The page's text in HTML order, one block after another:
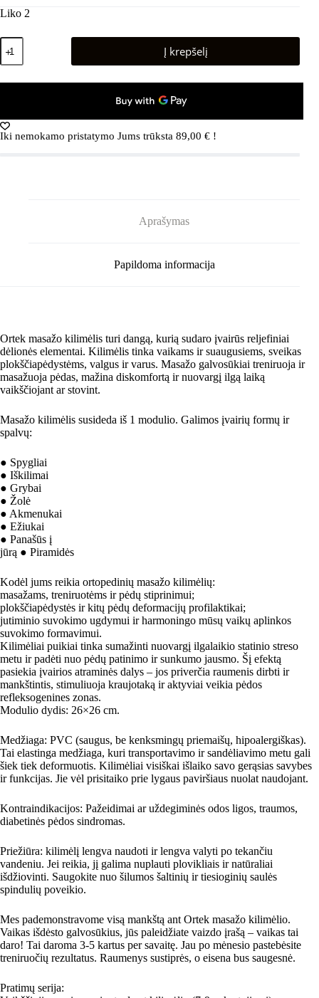
Liko 2
produkto
kiekis:
Masažinis
Pebbles““
1
Į krepšelį
Iki nemokamo pristatymo Jums trūksta 89,00 € !
Aprašymas
Papildoma informacija
Ortek masažo kilimėlis turi dangą, kurią sudaro įvairūs reljefiniai
dėlionės elementai. Kilimėlis tinka vaikams ir suaugusiems, sveikas
plokščiapėdystėms, valgus ir varus. Masažo galvosūkiai treniruoja ir
masažuoja pėdas, mažina diskomfortą ir nuovargį ilgą laiką
vaikščiojant ar stovint.
Masažo kilimėlis susideda iš 1 modulio. Galimos įvairių formų ir
spalvų:
● Spygliai
● Iškilimai
● Grybai
● Žolė
● Akmenukai
● Ežiukai
● Panašūs į
jūrą ● Piramidės
Kodėl jums reikia ortopedinių masažo kilimėlių:
masažams, treniruotėms ir pėdų stiprinimui;
plokščiapėdystės ir kitų pėdų deformacijų profilaktikai;
jutiminio suvokimo ugdymui ir harmoningo mūsų vaikų aplinkos
suvokimo formavimui.
Kilimėliai puikiai tinka sumažinti nuovargį ilgalaikio statinio streso
metu ir padėti nuo pėdų patinimo ir sunkumo jausmo. Šį efektą
pasiekia įvairios atraminės dalys – jos priverčia raumenis dirbti ir
mankštintis, stimuliuoja kraujotaką ir aktyviai veikia pėdos
refleksogenines zonas.
Modulio dydis: 26×26 cm.
Medžiaga: PVC (saugus, be kenksmingų priemaišų, hipoalergiškas).
Tai elastinga medžiaga, kuri transportavimo ir sandėliavimo metu gali
šiek tiek deformuotis. Kilimėliai visiškai išlaiko savo gerąsias savybes
ir funkcijas. Jie vėl prisitaiko prie lygaus paviršiaus nuolat naudojant.
Kontraindikacijos: Pažeidimai ar uždegiminės odos ligos, traumos,
diabetinės pėdos sindromas.
Priežiūra: kilimėlį lengva naudoti ir lengva valyti po tekančiu
vandeniu. Jei reikia, jį galima nuplauti plovikliais ir natūraliai
išdžiovinti. Saugokite nuo šilumos šaltinių ir tiesioginių saulės
spindulių poveikio.
Mes pademonstravome visą mankštą ant Ortek masažo kilimėlio.
Vaikas išdėsto galvosūkius, jūs paleidžiate vaizdo įrašą – vaikas tai
daro! Tai daroma 3-5 kartus per savaitę. Jau po mėnesio pastebėsite
treniruočių rezultatus. Raumenys sustiprės, o eisena bus saugesnė.
Pratimų serija: